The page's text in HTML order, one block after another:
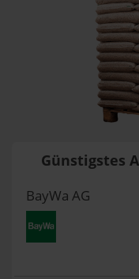
Günstigstes
BayWa AG